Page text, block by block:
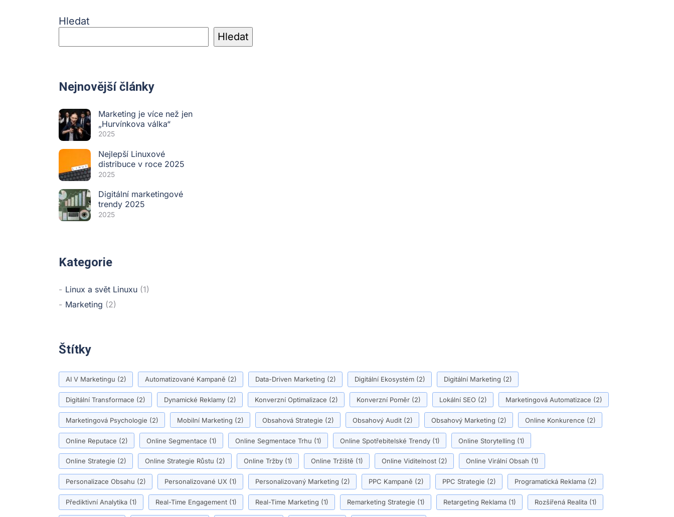
Hledat
Hledat
Nejnovější články
Marketing je více než jen
„Hurvínkova válka“
2025
Nejlepší Linuxové
distribuce v roce 2025
2025
Digitální marketingové
trendy 2025
2025
Kategorie
Linux a svět Linuxu (1)
Marketing (2)
Štítky
AI V Marketingu (2) Automatizované Kampaně (2) Data-Driven Marketing (2) Digitální Ekosystém(2) Digitální Marketing (2)
Digitální Transformace (2) Dynamické Reklamy(2) Konverzní Optimalizace (2) Konverzní Poměr(2) Lokální SEO(2) Marketingová Automatizace (2)
Marketingová Psychologie (2) Mobilní Marketing (2) Obsahová Strategie (2) Obsahový Audit(2) Obsahový Marketing (2) Online Konkurence (2)
Online Reputace (2) Online Segmentace (1) Online Segmentace Trhu (1) Online Spotřebitelské Trendy(1) Online Storytelling (1)
Online Strategie (2) Online Strategie Růstu (2) Online Tržby(1) Online Tržiště (1) Online Viditelnost(2) Online Virální Obsah (1)
Personalizace Obsahu (2) Personalizované UX(1) Personalizovaný Marketing (2) PPC Kampaně (2) PPC Strategie (2) Programatická Reklama(2)
Přediktivní Analytika(1) Real-Time Engagement(1) Real-Time Marketing (1) Remarketing Strategie (1) Retargeting Reklama(1) Rozšířená Realita(1)